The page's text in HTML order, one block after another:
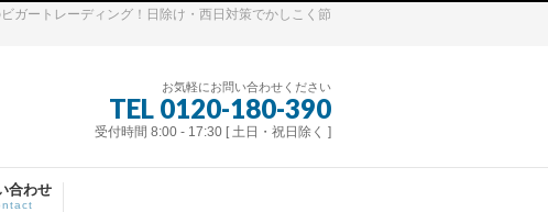
ガートレーディング！日除け・西日対策でかしこく節
お気軽にお問い合わせください
TEL 0120-180-390
受付時間 8:00 - 17:30 [ 土日・祝日除く ]
合わせ